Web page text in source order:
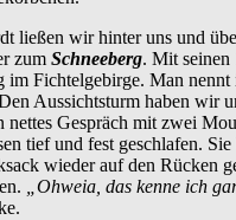
ließen wir hinter uns und
zum Schneeberg. Mit seinen
im Fichtelgebirge. Man nennt
Aussichtsturm haben wir
nettes Gespräch mit zwei
tief und fest geschlafen.
wieder auf den Rücken
„Ohweia, das kenne ich